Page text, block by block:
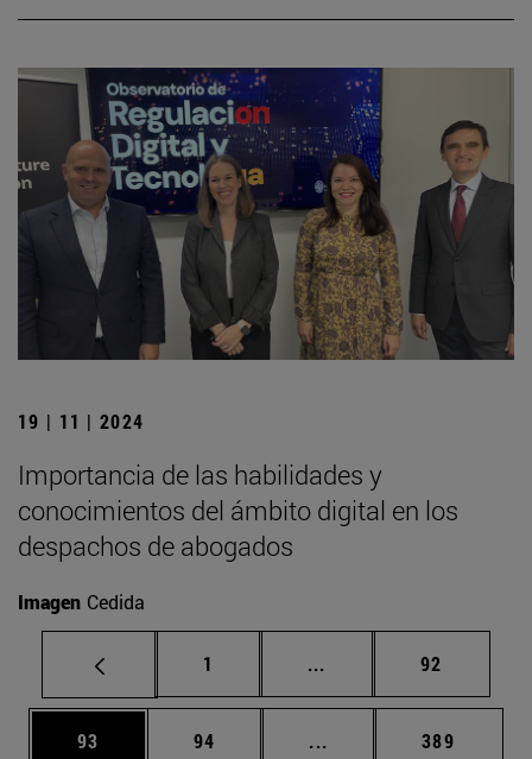
19 | 11 | 2024
Importancia de las habilidades y
conocimientos del ámbito digital en los
despachos de abogados
Imagen Cedida
Página
1 ... Páginas intermedias
Página
92
Página
93 Página
94 ... Páginas intermedias
Página
389